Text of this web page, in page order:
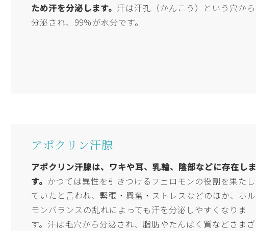
ため汗を分泌します。 汗は汗孔（かんこう）という穴から
分泌され、99％が水分です。
アポクリン汗腺
アポクリン汗腺は、ワキや耳、乳輪、陰部などに存在しま
す。 かつては異性を引きつけるフェロモンの役割を果たし
ていたと言われ、緊張・興奮・ストレスなどのほか、ホル
モンバランスの乱れによっても汗を分泌しやすくなりま
す。汗は毛穴から分泌され、脂肪やたんぱく質などさまざ